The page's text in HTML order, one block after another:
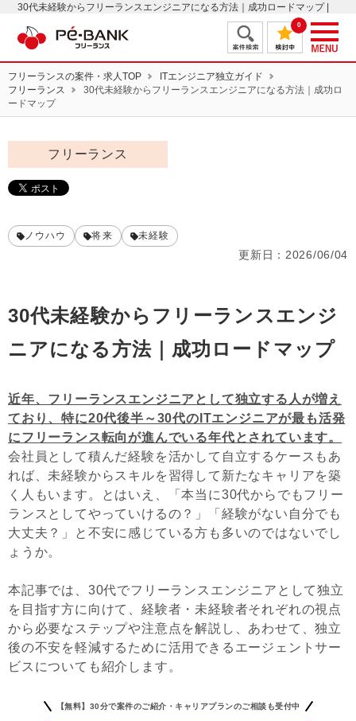
30代未経験からフリーランスエンジニアになる方法｜成功ロードマップ |
ITフリーランスエンジニアの案件・求人はＰＥ－ＢＡＮＫ
0
フリーランスの案件・求人TOP
ITエンジニア独立ガイド
フリーランス
30代未経験からフリーランスエンジニアになる方法｜成功ロ
ードマップ
フリーランス
ノウハウ 将来 未経験
更新日： 2026/06/04
30代未経験からフリーランスエンジ
ニアになる方法｜成功ロードマップ
近年、フリーランスエンジニアとして独立する人が増え
ており、特に20代後半～30代のITエンジニアが最も活発
にフリーランス転向が進んでいる年代とされています。
会社員として積んだ経験を活かして自立するケースもあ
れば、未経験からスキルを習得して新たなキャリアを築
く人もいます。とはいえ、「本当に30代からでもフリー
ランスとしてやっていけるの？」「経験がない自分でも
大丈夫？」と不安に感じている方も多いのではないでし
ょうか。
本記事では、30代でフリーランスエンジニアとして独立
を目指す方に向けて、経験者・未経験者それぞれの視点
から必要なステップや注意点を解説し、あわせて、独立
後の不安を軽減するために活用できるエージェントサー
ビスについても紹介します。
【無料】30分で案件のご紹介・キャリアプランのご相談も受付中